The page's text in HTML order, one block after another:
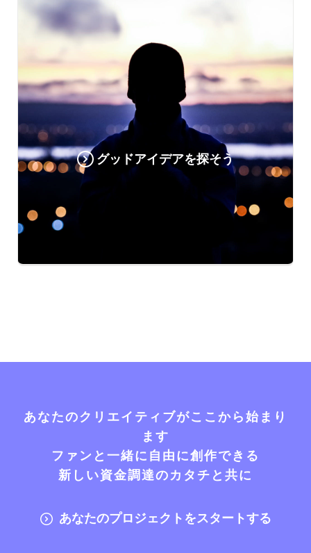
グッドアイデアを探そう
あなたのクリエイティブがここから始まり
ます
ファンと一緒に自由に創作できる
新しい資金調達のカタチと共に
あなたのプロジェクトをスタートする